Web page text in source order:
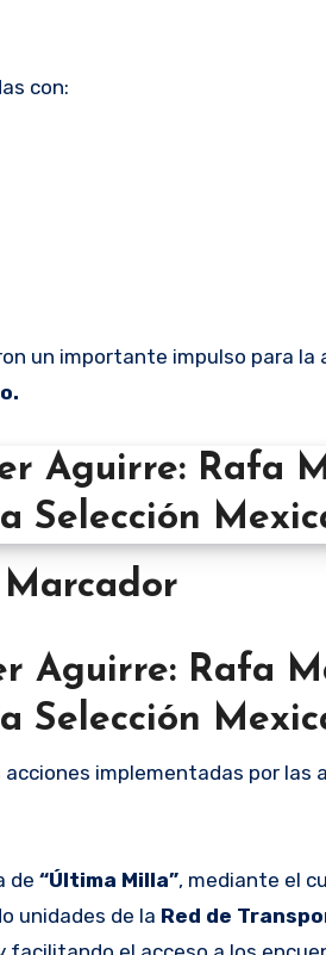
con:
un importante impulso para la
Marcador
Aguirre: Rafa
Selección
implementadas por las
de “Última Milla”, mediante el
unidades de la Red de